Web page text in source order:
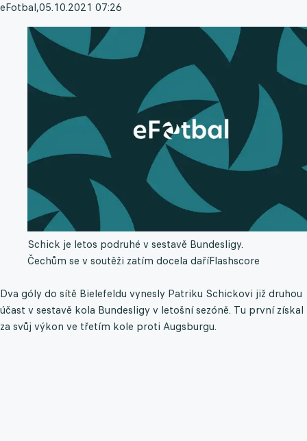
eFotbal,05.10.2021 07:26
Schick je letos podruhé v sestavě Bundesligy.
Čechům se v soutěži zatím docela daříFlashscore
Dva góly do sítě Bielefeldu vynesly Patriku Schickovi již druhou
účast v sestavě kola Bundesligy v letošní sezóně. Tu první získal
za svůj výkon ve třetím kole proti Augsburgu.